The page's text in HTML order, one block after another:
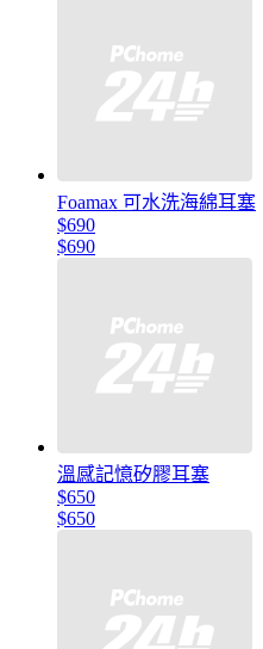
Foamax 可水洗海綿耳塞
$690
$690
溫感記憶矽膠耳塞
$650
$650